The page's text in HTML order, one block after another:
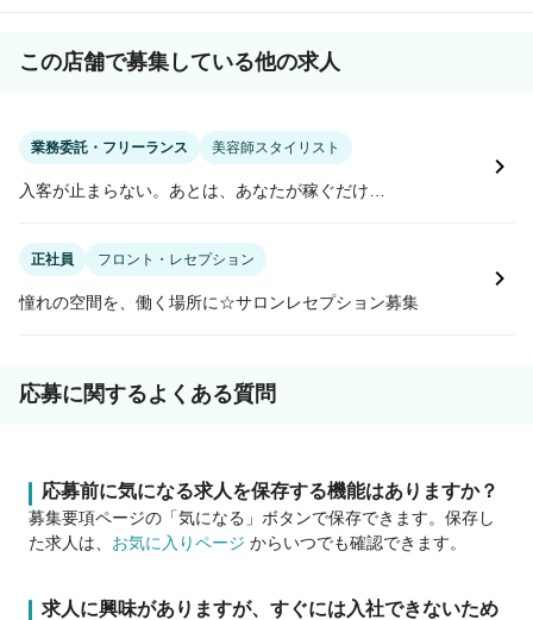
この店舗で募集している他の求人
業務委託・フリーランス 美容師スタイリスト
入客が止まらない。あとは、あなたが稼ぐだけ…
正社員 フロント・レセプション
憧れの空間を、働く場所に☆サロンレセプション募集
応募に関するよくある質問
応募前に気になる求人を保存する機能はありますか？
募集要項ページの「気になる」ボタンで保存できます。保存し
た求人は、 お気に入りページ からいつでも確認できます。
求人に興味がありますが、すぐには入社できないため